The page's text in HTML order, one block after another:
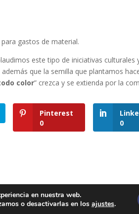
gastos de material.
este tipo de iniciativas culturales
que la semilla que plantamos
color” crezca y se extienda por la
Pinterest
0
0
de cookies
en nuestra web.
o desactivarlas en los ajustes.